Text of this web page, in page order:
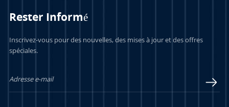
Rester Informé
Inscrivez-vous pour des nouvelles, des mises à jour et des offres
spéciales.